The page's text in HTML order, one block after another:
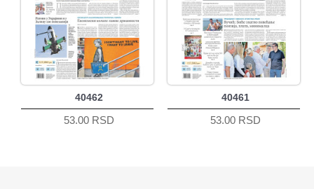
40462
53.00 RSD
40461
53.00 RSD